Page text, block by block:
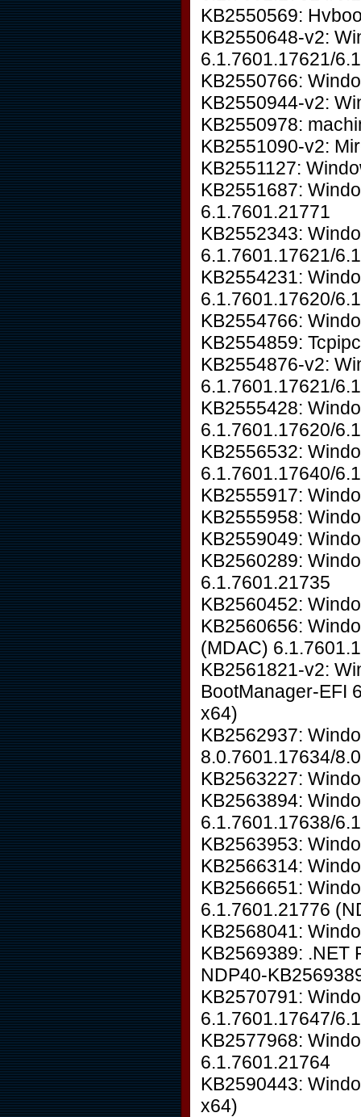
KB2550569:
KB2550648-v2:
6.1.7601.17621/
KB2550766:
KB2550944-v2:
KB2550978:
KB2551090-v2:
KB2551127:
KB2551687:
6.1.7601.21771
KB2552343:
6.1.7601.17621/
KB2554231:
6.1.7601.17620/
KB2554766:
KB2554859:
KB2554876-v2:
6.1.7601.17621/
KB2555428:
6.1.7601.17620/
KB2556532:
6.1.7601.17640/
KB2555917:
KB2555958:
KB2559049:
KB2560289:
6.1.7601.21735
KB2560452:
KB2560656:
(MDAC)
KB2561821-v2:
BootManager-EFI
x64)
KB2562937:
8.0.7601.17634/
KB2563227:
KB2563894:
6.1.7601.17638/
KB2563953:
KB2566314:
KB2566651:
6.1.7601.21776
KB2568041:
KB2569389: .NET
NDP40-
KB2570791:
6.1.7601.17647/
KB2577968:
6.1.7601.21764
KB2590443:
x64)